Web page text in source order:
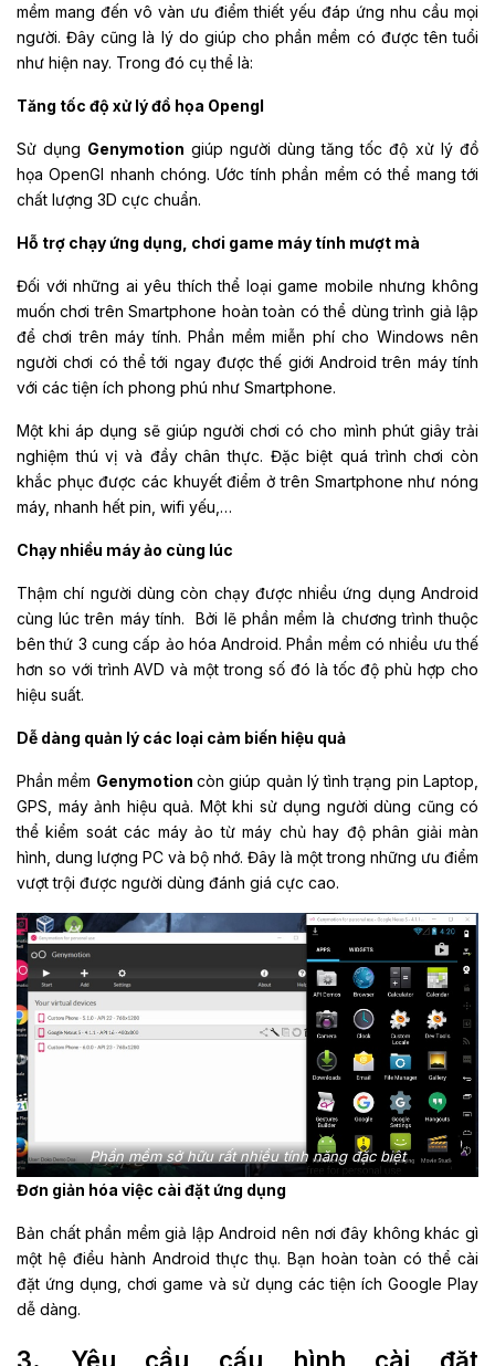
mềm mang đến vô vàn ưu điểm thiết yếu đáp ứng nhu cầu mọi
người. Đây cũng là lý do giúp cho phần mềm có được tên tuổi
như hiện nay. Trong đó cụ thể là:
Tăng tốc độ xử lý đồ họa Opengl
Sử dụng Genymotion giúp người dùng tăng tốc độ xử lý đồ
họa OpenGl nhanh chóng. Ước tính phần mềm có thể mang tới
chất lượng 3D cực chuẩn.
Hỗ trợ chạy ứng dụng, chơi game máy tính mượt mà
Đối với những ai yêu thích thể loại game mobile nhưng không
muốn chơi trên Smartphone hoàn toàn có thể dùng trình giả lập
để chơi trên máy tính. Phần mềm miễn phí cho Windows nên
người chơi có thể tới ngay được thế giới Android trên máy tính
với các tiện ích phong phú như Smartphone.
Một khi áp dụng sẽ giúp người chơi có cho mình phút giây trải
nghiệm thú vị và đầy chân thực. Đặc biệt quá trình chơi còn
khắc phục được các khuyết điểm ở trên Smartphone như nóng
máy, nhanh hết pin, wifi yếu,…
Chạy nhiều máy ảo cùng lúc
Thậm chí người dùng còn chạy được nhiều ứng dụng Android
cùng lúc trên máy tính. Bởi lẽ phần mềm là chương trình thuộc
bên thứ 3 cung cấp ảo hóa Android. Phần mềm có nhiều ưu thế
hơn so với trình AVD và một trong số đó là tốc độ phù hợp cho
hiệu suất.
Dễ dàng quản lý các loại cảm biến hiệu quả
Phần mềm Genymotion còn giúp quản lý tình trạng pin Laptop,
GPS, máy ảnh hiệu quả. Một khi sử dụng người dùng cũng có
thể kiểm soát các máy ảo từ máy chủ hay độ phân giải màn
hình, dung lượng PC và bộ nhớ. Đây là một trong những ưu điểm
vượt trội được người dùng đánh giá cực cao.
Phần mềm sở hữu rất nhiều tính năng đặc biệt
Đơn giản hóa việc cài đặt ứng dụng
Bản chất phần mềm giả lập Android nên nơi đây không khác gì
một hệ điều hành Android thực thụ. Bạn hoàn toàn có thể cài
đặt ứng dụng, chơi game và sử dụng các tiện ích Google Play
dễ dàng.
3. Yêu cầu cấu hình cài đặt